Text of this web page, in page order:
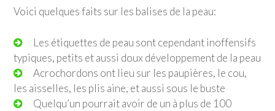
Voici quelques faits sur les balises de la peau:
Les étiquettes de peau sont cependant inoffensifs
typiques, petits et aussi doux développement de la peau
Acrochordons ont lieu sur les paupières, le cou,
les aisselles, les plis aine, et aussi sous le buste
Quelqu’un pourrait avoir de un à plus de 100